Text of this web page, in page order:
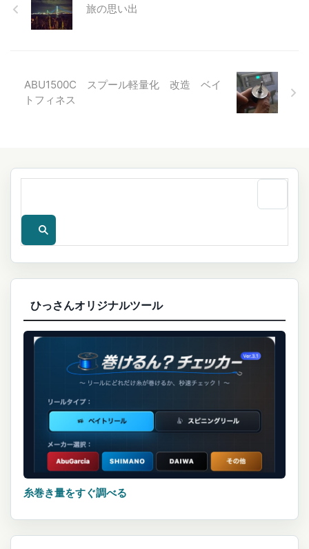
旅の思い出
ABU1500C スプール軽量化 改造 ベイ
トフィネス
ひっさんオリジナルツール
糸巻き量をすぐ調べる